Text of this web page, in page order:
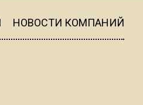
НОВОСТИ КОМПАНИЙ